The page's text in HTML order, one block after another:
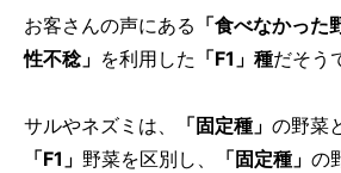
お客さんの声にある 「食べなかった
性不稔」 を利用した 「F1」種だそう
サルやネズミは、 「固定種」 の野菜
「F1」 野菜を区別し、 「固定種」 の